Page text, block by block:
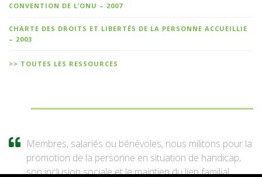
CONVENTION DE L’ONU – 2007
CHARTE DES DROITS ET LIBERTÉS DE LA PERSONNE ACCUEILLIE
– 2003
>> TOUTES LES RESSOURCES
Membres, salariés ou bénévoles, nous militons pour la
promotion de la personne en situation de handicap,
son inclusion sociale et le maintien du lien familial.